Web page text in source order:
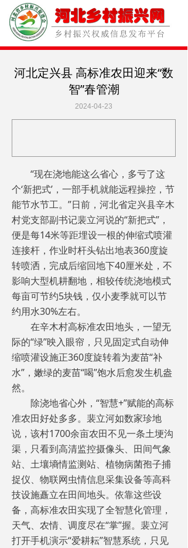
河北定兴县 高标准农田迎来“数
智”春管潮
“现在浇地能这么省心，多亏了这
个‘新把式’，一部手机就能远程操控，节
能节水节工。”日前，河北省定兴县辛木
村党支部副书记裴立河说的“新把式”，
便是每14米等距埋设一根的伸缩式喷灌
连接杆，作业时杆头钻出地表360度旋
转喷洒，完成后缩回地下40厘米处，不
影响大型机耕翻地，相较传统浇地模式
每亩可节约5块钱，仅小麦季就可以节
约用水30%左右。
在辛木村高标准农田地头，一望无
际的“绿”映入眼帘，只见固定式自动伸
缩喷灌设施正360度旋转着为麦苗“补
水”，嫩绿的麦苗“喝”饱水后愈发生机盎
然。
除浇地省心外，“智慧+”赋能的高标
准农田好处多多。裴立河如数家珍地
说，该村1700余亩农田不见一条土埂沟
渠，只看到高清监控摄像头、田间气象
站、土壤墒情监测站、植物病菌孢子捕
捉仪、物联网虫情信息采集设备等高科
技设施矗立在田间地头。依靠这些设
备，高标准农田实现了全智慧化管理，
天气、农情、调度尽在“掌”握。裴立河
打开手机演示“爱耕耘”智慧系统，只见
2024-04-23